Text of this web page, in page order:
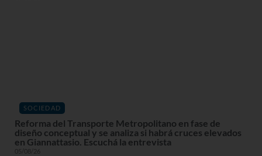
SOCIEDAD
Reforma del Transporte Metropolitano en fase de
diseño conceptual y se analiza si habrá cruces elevados
en Giannattasio. Escuchá la entrevista
05/08/26